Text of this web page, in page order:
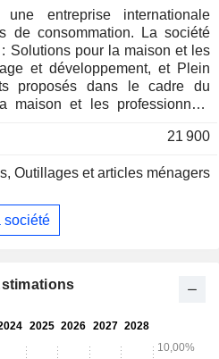
entreprise internationale
de consommation. La société
Solutions pour la maison et les
et développement, et Plein
proposés dans le cadre du
maison et les professionnels
de rangement pour placards et
ménagers, y compris des
; des produits de mise
cuisine haut de gamme, des
les domaines des articles pour
des marqueurs et des
à des activités spécifiques
21 900
Outillages et articles ménagers
société